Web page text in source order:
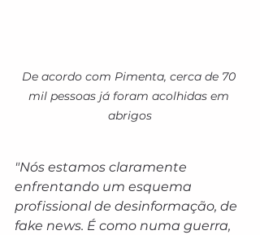
De acordo com Pimenta, cerca de 70
mil pessoas já foram acolhidas em
abrigos
"Nós estamos claramente
enfrentando um esquema
profissional de desinformação, de
fake news. É como numa guerra,